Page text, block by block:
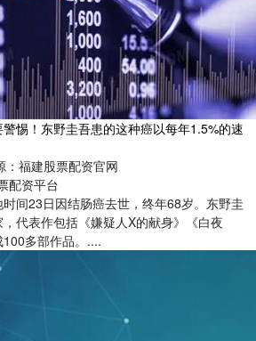
警惕！东野圭吾患的这种癌以每年1.5%的速
：福建股票配资官网
配资平台
间23日因结肠癌去世，终年68岁。东野圭
代表作包括《嫌疑人X的献身》《白夜
多部作品。....